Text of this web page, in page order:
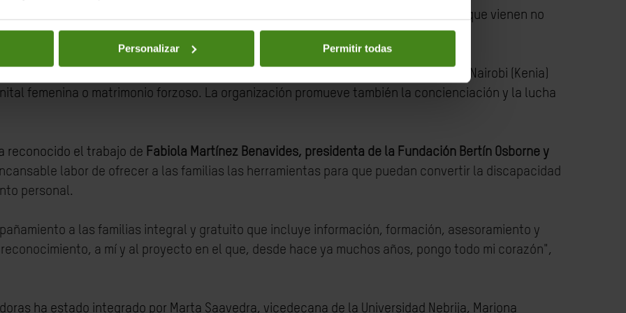
Personalizar Permitir todas
alegría porque reconocimientos a esta causa hacen que las niñas y las mujeres que vienen no
declara.
Ismail coordina la fundación, que cuenta con proyectos como una casa refugio en Nairobi (Kenia)
femenina o matrimonio forzoso. La organización promueve también la concienciación y la lucha
reconocido el trabajo de Fabiola Martínez Benavides, presidenta de la Fundación Bertín Osborne y
labor de ofrecer a las familias las herramientas para que puedan convertir la discapacidad
personal.
a las familias integral y gratuito que incluye información, formación, asesoramiento y
a mí y al proyecto en el que, desde hace ya muchos años, pongo todo mi corazón",
ha estado integrado por Marta Saavedra, vicedecana de la Universidad Nebrija, Mariona